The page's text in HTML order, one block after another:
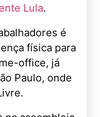
Lula.
é
física para
office, já
Paulo, onde